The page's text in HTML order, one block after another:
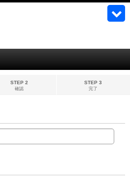
STEP 2
確認
STEP 3
完了